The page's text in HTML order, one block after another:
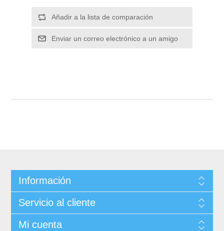
Información
Servicio al cliente
Mi cuenta